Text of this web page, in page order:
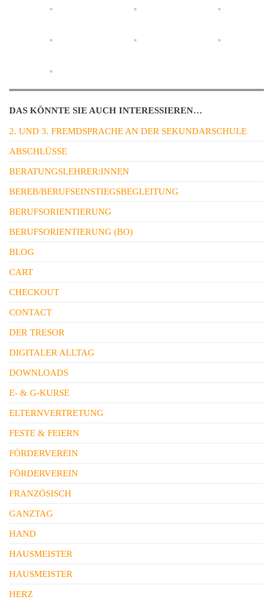
DAS KÖNNTE SIE AUCH INTERESSIEREN…
2. UND 3. FREMDSPRACHE AN DER SEKUNDARSCHULE
ABSCHLÜSSE
BERATUNGSLEHRER:INNEN
BEREB/BERUFSEINSTIEGSBEGLEITUNG
BERUFSORIENTIERUNG
BERUFSORIENTIERUNG (BO)
BLOG
CART
CHECKOUT
CONTACT
DER TRESOR
DIGITALER ALLTAG
DOWNLOADS
E- & G-KURSE
ELTERNVERTRETUNG
FESTE & FEIERN
FÖRDERVEREIN
FÖRDERVEREIN
FRANZÖSISCH
GANZTAG
HAND
HAUSMEISTER
HAUSMEISTER
HERZ